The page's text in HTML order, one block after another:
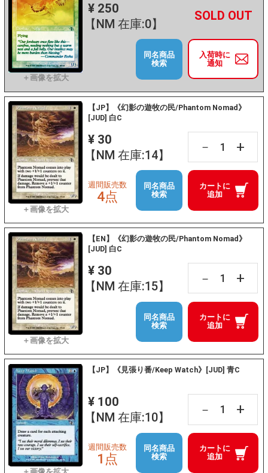
¥ 250
【NM 在庫:0】
－ +
入荷時に
通知
同名商品
検索
【JP】《幻影の遊牧の民/Phantom Nomad》
[JUD] 白C
¥ 30
【NM 在庫:14】
－ +
カートに
追加
週間販売数
4点
同名商品
検索
【EN】《幻影の遊牧の民/Phantom Nomad》
[JUD] 白C
¥ 30
【NM 在庫:15】
－ +
カートに
追加
同名商品
検索
【JP】《見張り番/Keep Watch》[JUD] 青C
¥ 100
【NM 在庫:10】
－ +
カートに
追加
週間販売数
1点
同名商品
検索